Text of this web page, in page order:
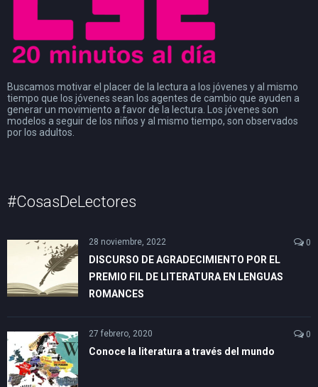
Buscamos motivar el placer de la lectura a los jóvenes y al mismo
tiempo que los jóvenes sean los agentes de cambio que ayuden a
generar un movimiento a favor de la lectura. Los jóvenes son
modelos a seguir de los niños y al mismo tiempo, son observados
por los adultos.
#CosasDeLectores
28 noviembre, 2022 0
DISCURSO DE AGRADECIMIENTO POR EL
PREMIO FIL DE LITERATURA EN LENGUAS
ROMANCES
27 febrero, 2020 0
Conoce la literatura a través del mundo